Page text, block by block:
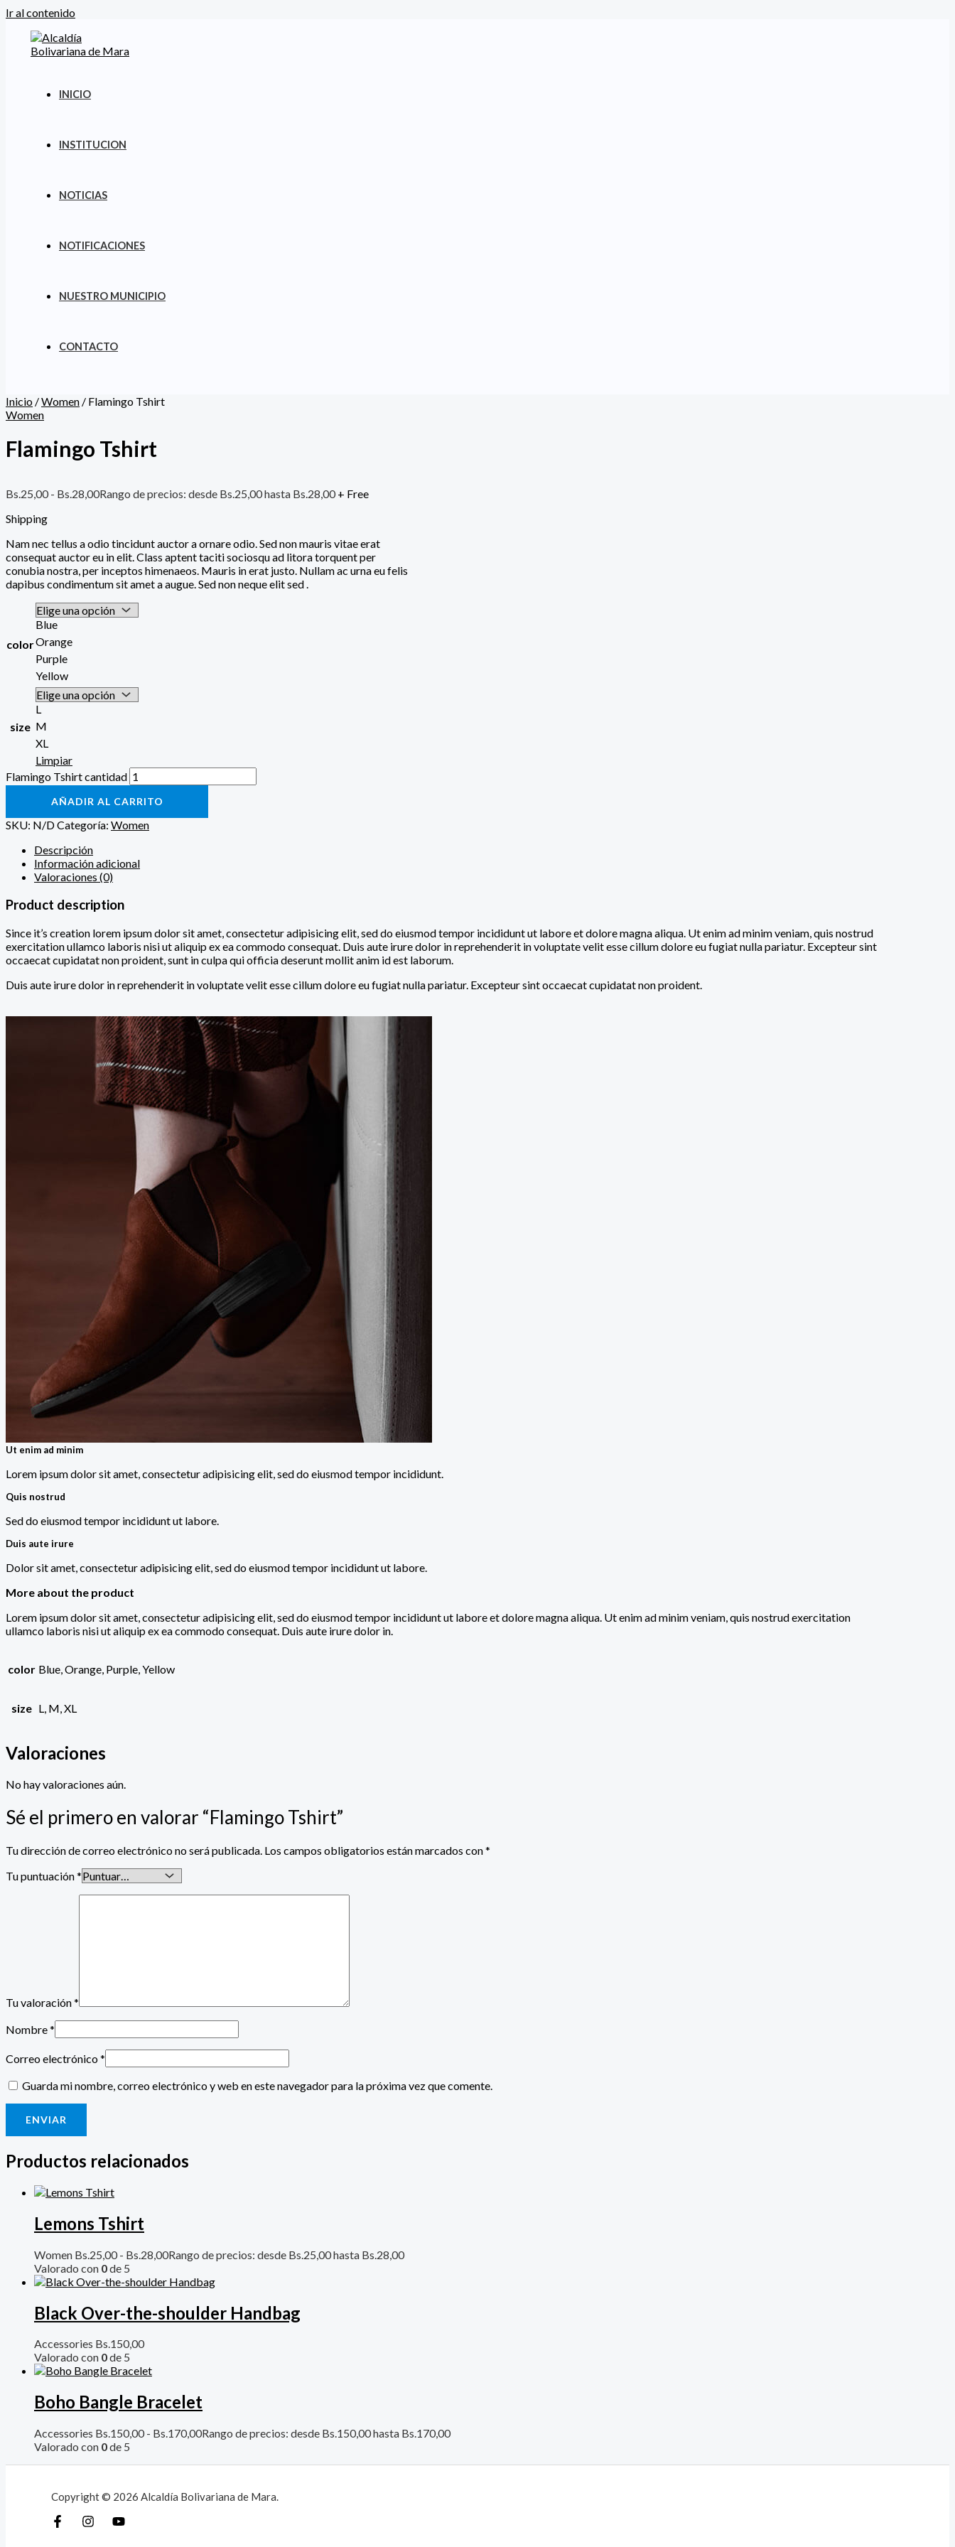
Ir al contenido
INICIO
INSTITUCION
NOTICIAS
NOTIFICACIONES
NUESTRO MUNICIPIO
CONTACTO
Inicio /Women / Flamingo Tshirt
Women
Flamingo Tshirt
Bs.25,00 - Bs.28,00Rango de precios: desde Bs.25,00 hasta Bs.28,00 + Free
Shipping
Nam nec tellus a odio tincidunt auctor a ornare odio. Sed non mauris vitae erat
consequat auctor eu in elit. Class aptent taciti sociosqu ad litora torquent per
conubia nostra, per inceptos himenaeos. Mauris in erat justo. Nullam ac urna eu felis
dapibus condimentum sit amet a augue. Sed non neque elit sed .
color
Blue
Orange
Purple
Yellow
size
L
M
XL
Limpiar
Flamingo Tshirt cantidad
AÑADIR AL CARRITO
SKU: N/DCategoría: Women
Descripción
Información adicional
Valoraciones (0)
Product description
Since it’s creation lorem ipsum dolor sit amet, consectetur adipisicing elit, sed do eiusmod tempor incididunt ut labore et dolore magna aliqua. Ut enim ad minim veniam, quis nostrud
exercitation ullamco laboris nisi ut aliquip ex ea commodo consequat. Duis aute irure dolor in reprehenderit in voluptate velit esse cillum dolore eu fugiat nulla pariatur. Excepteur sint
occaecat cupidatat non proident, sunt in culpa qui officia deserunt mollit anim id est laborum.
Duis aute irure dolor in reprehenderit in voluptate velit esse cillum dolore eu fugiat nulla pariatur. Excepteur sint occaecat cupidatat non proident.
Ut enim ad minim
Lorem ipsum dolor sit amet, consectetur adipisicing elit, sed do eiusmod tempor incididunt.
Quis nostrud
Sed do eiusmod tempor incididunt ut labore.
Duis aute irure
Dolor sit amet, consectetur adipisicing elit, sed do eiusmod tempor incididunt ut labore.
More about the product
Lorem ipsum dolor sit amet, consectetur adipisicing elit, sed do eiusmod tempor incididunt ut labore et dolore magna aliqua. Ut enim ad minim veniam, quis nostrud exercitation
ullamco laboris nisi ut aliquip ex ea commodo consequat. Duis aute irure dolor in.
color Blue, Orange, Purple, Yellow
size L, M, XL
Valoraciones
No hay valoraciones aún.
Sé el primero en valorar “Flamingo Tshirt”
Tu dirección de correo electrónico no será publicada. Los campos obligatorios están marcados con*
Tu puntuación*
Tu valoración*
Nombre*
Correo electrónico*
Guarda mi nombre, correo electrónico y web en este navegador para la próxima vez que comente.
Productos relacionados
Lemons Tshirt
Women Bs. 25,00 - Bs. 28,00Rango de precios: desde Bs.25,00 hasta Bs.28,00
Valorado con 0de 5
Black Over-the-shoulder Handbag
Accessories Bs.150,00
Valorado con 0de 5
Boho Bangle Bracelet
Accessories Bs.150,00 - Bs.170,00Rango de precios: desde Bs.150,00 hasta Bs.170,00
Valorado con 0de 5
Copyright © 2026 Alcaldía Bolivariana de Mara.